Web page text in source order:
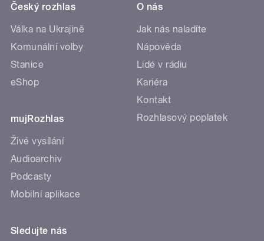
Český rozhlas
Válka na Ukrajině
Komunální volby
Stanice
eShop
mujRozhlas
Živé vysílání
Audioarchiv
Podcasty
Mobilní aplikace
O nás
Jak nás naladíte
Nápověda
Lidé v rádiu
Kariéra
Kontakt
Rozhlasový poplatek
Sledujte nás